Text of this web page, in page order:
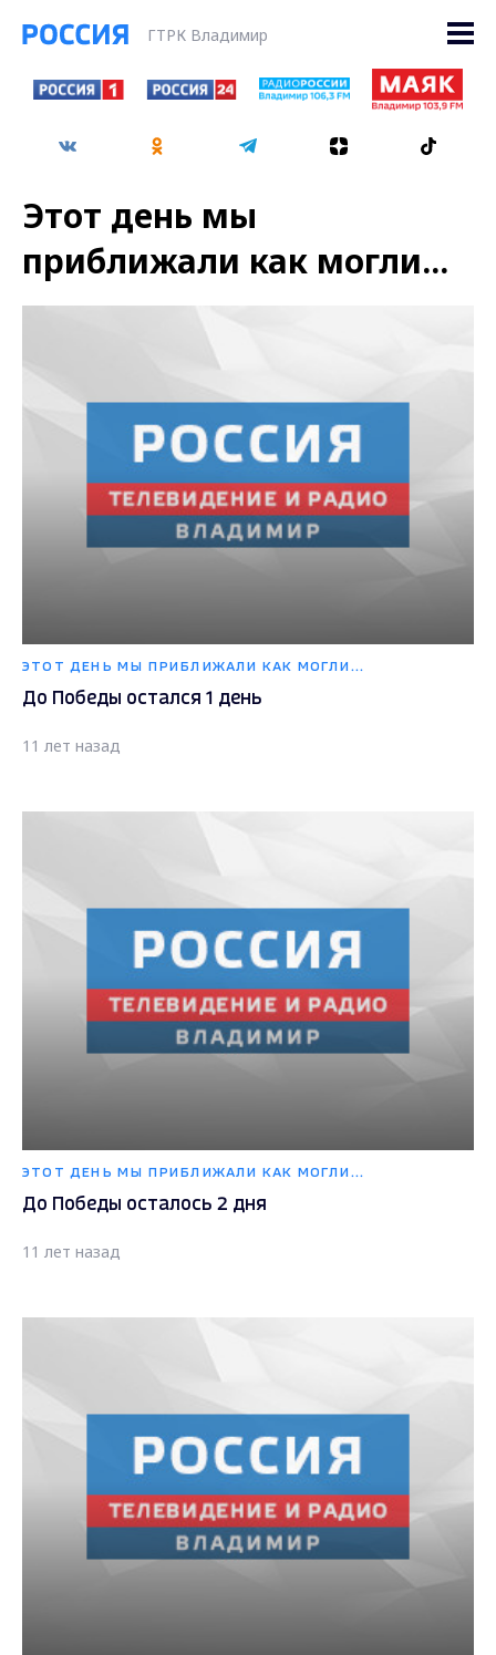
ГТРК Владимир
Этот день мы
приближали как могли...
ЭТОТ ДЕНЬ МЫ ПРИБЛИЖАЛИ КАК МОГЛИ...
До Победы остался 1 день
11 лет назад
ЭТОТ ДЕНЬ МЫ ПРИБЛИЖАЛИ КАК МОГЛИ...
До Победы осталось 2 дня
11 лет назад